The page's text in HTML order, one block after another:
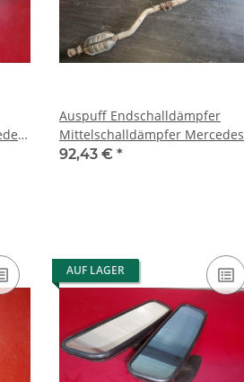
Auspuff Endschalldämpfer
Mittelschalldämpfer Mercedes
W203 S203 200 2034903521
92,43 € *
AUF LAGER